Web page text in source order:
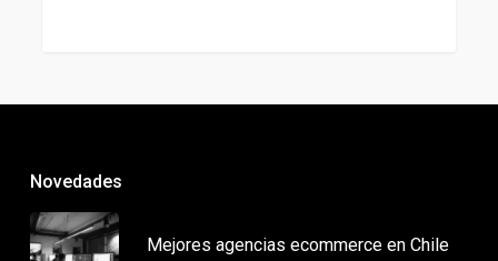
Novedades
Mejores agencias ecommerce en Chile